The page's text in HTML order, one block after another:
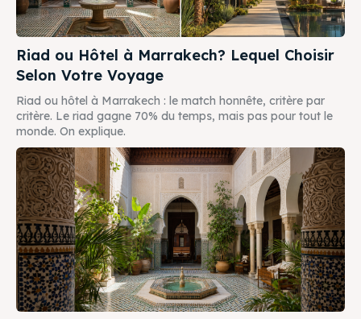
Riad ou Hôtel à Marrakech? Lequel Choisir
Selon Votre Voyage
Riad ou hôtel à Marrakech : le match honnête, critère par
critère. Le riad gagne 70% du temps, mais pas pour tout le
monde. On explique.